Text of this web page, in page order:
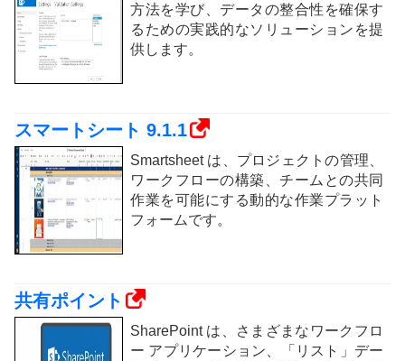
方法を学び、データの整合性を確保す
るための実践的なソリューションを提
供します。
スマートシート 9.1.1
Smartsheet は、プロジェクトの管理、
ワークフローの構築、チームとの共同
作業を可能にする動的な作業プラット
フォームです。
共有ポイント
SharePoint は、さまざまなワークフロ
ー アプリケーション、「リスト」デー